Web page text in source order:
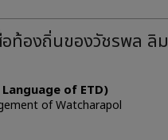
ท้องถิ่นของวัชรพล ลิม
of ETD)
of Watcharapol